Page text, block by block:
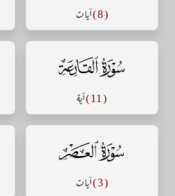
( 8 ) آيات
سورة القارعة
( 11 ) آية
سورة العصر
( 3 ) آيات